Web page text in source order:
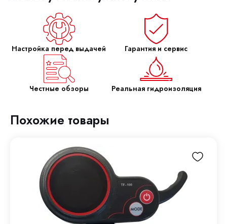
Настройка перед выдачей Гарантия и сервис
Честные обзоры Реальная гидроизоляция
Похожие товары